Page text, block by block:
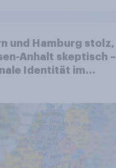
und Hamburg stolz,
Anhalt skeptisch –
Identität im